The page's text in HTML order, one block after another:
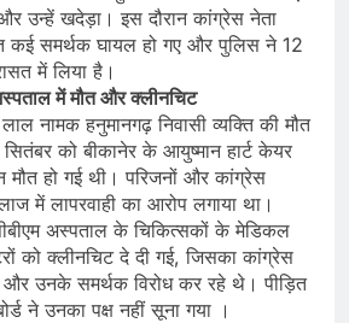
उन्हें खदेड़ा। इस दौरान कांग्रेस नेता
कई समर्थक घायल हो गए और पुलिस ने 12
में लिया है।
में मौत और क्लीनचिट
लाल नामक हनुमानगढ़ निवासी व्यक्ति की मौत
को बीकानेर के आयुष्मान हार्ट केयर
मौत हो गई थी। परिजनों और कांग्रेस
में लापरवाही का आरोप लगाया था।
अस्पताल के चिकित्सकों के मेडिकल
को क्लीनचिट दे दी गई, जिसका कांग्रेस
और उनके समर्थक विरोध कर रहे थे। पीड़ित
ने उनका पक्ष नहीं सूना गया ।